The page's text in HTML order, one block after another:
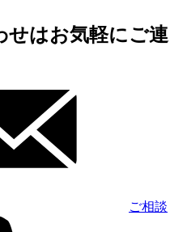
せはお気軽にご連
ご相談